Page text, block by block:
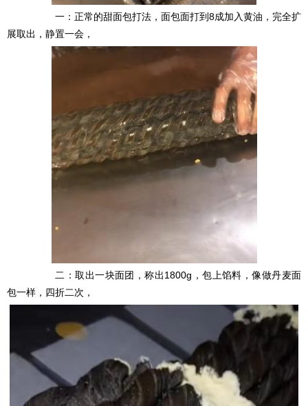
一：正常的甜面包打法，面包面打到8成加入黄油，完全扩
展取出，静置一会，
二：取出一块面团，称出1800g，包上馅料，像做丹麦面
包一样，四折二次，